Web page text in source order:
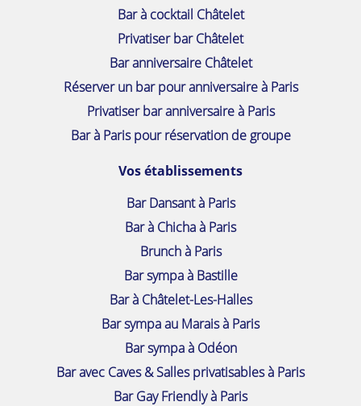
Bar à cocktail Châtelet
Privatiser bar Châtelet
Bar anniversaire Châtelet
Réserver un bar pour anniversaire à Paris
Privatiser bar anniversaire à Paris
Bar à Paris pour réservation de groupe
Vos établissements
Bar Dansant à Paris
Bar à Chicha à Paris
Brunch à Paris
Bar sympa à Bastille
Bar à Châtelet-Les-Halles
Bar sympa au Marais à Paris
Bar sympa à Odéon
Bar avec Caves & Salles privatisables à Paris
Bar Gay Friendly à Paris